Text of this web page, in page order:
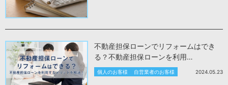
不動産担保ローンでリフォームはでき
る？不動産担保ローンを利用…
個人のお客様 自営業者のお客様 2024.05.23